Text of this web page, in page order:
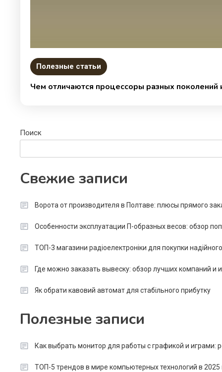
Полезные статьи
Чем отличаются процессоры разных поколений
Поиск
Свежие записи
Ворота от производителя в Полтаве: плюсы прямого
Особенности эксплуатации П-образных весов: обзор
ТОП-3 магазини радіоелектроніки для покупки
Где можно заказать вывеску: обзор лучших компаний и
Як обрати кавовий автомат для стабільного прибутку
Полезные записи
Как выбрать монитор для работы с графикой и играми:
ТОП-5 трендов в мире компьютерных технологий в 2025